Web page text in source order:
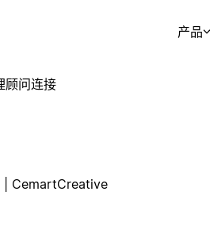
产品
顾问连接
| CemartCreative